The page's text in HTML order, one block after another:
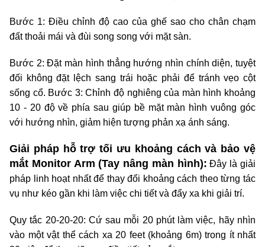
Bước 1: Điều chỉnh độ cao của ghế sao cho chân chạm
đất thoải mái và đùi song song với mặt sàn.
Bước 2: Đặt màn hình thẳng hướng nhìn chính diện, tuyệt
đối không đặt lệch sang trái hoặc phải để tránh vẹo cột
sống cổ. Bước 3: Chỉnh độ nghiêng của màn hình khoảng
10 - 20 độ về phía sau giúp bề mặt màn hình vuông góc
với hướng nhìn, giảm hiện tượng phản xạ ánh sáng.
Giải pháp hỗ trợ tối ưu khoảng cách và bảo vệ
mắt Monitor Arm (Tay nâng màn hình): Đây là giải
pháp linh hoạt nhất để thay đổi khoảng cách theo từng tác
vụ như kéo gần khi làm việc chi tiết và đẩy xa khi giải trí.
Quy tắc 20-20-20: Cứ sau mỗi 20 phút làm việc, hãy nhìn
vào một vật thể cách xa 20 feet (khoảng 6m) trong ít nhất